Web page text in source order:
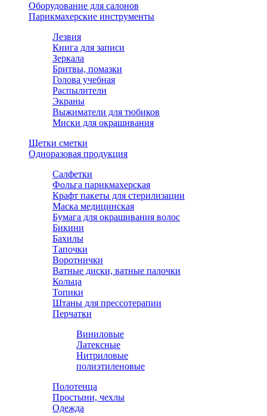
Оборудование для салонов
Парикмахерские инструменты
Лезвия
Книга для записи
Зеркала
Бритвы, помазки
Голова учебная
Распылители
Экраны
Выжиматели для тюбиков
Миски для окрашивания
Щетки сметки
Одноразовая продукция
Салфетки
Фольга парикмахерская
Крафт пакеты для стерилизации
Маска медицинская
Бумага для окрашивания волос
Бикини
Бахилы
Тапочки
Воротнички
Ватные диски, ватные палочки
Кольца
Топики
Штаны для прессотерапии
Перчатки
Виниловые
Латексные
Нитриловые
полиэтиленовые
Полотенца
Простыни, чехлы
Одежда